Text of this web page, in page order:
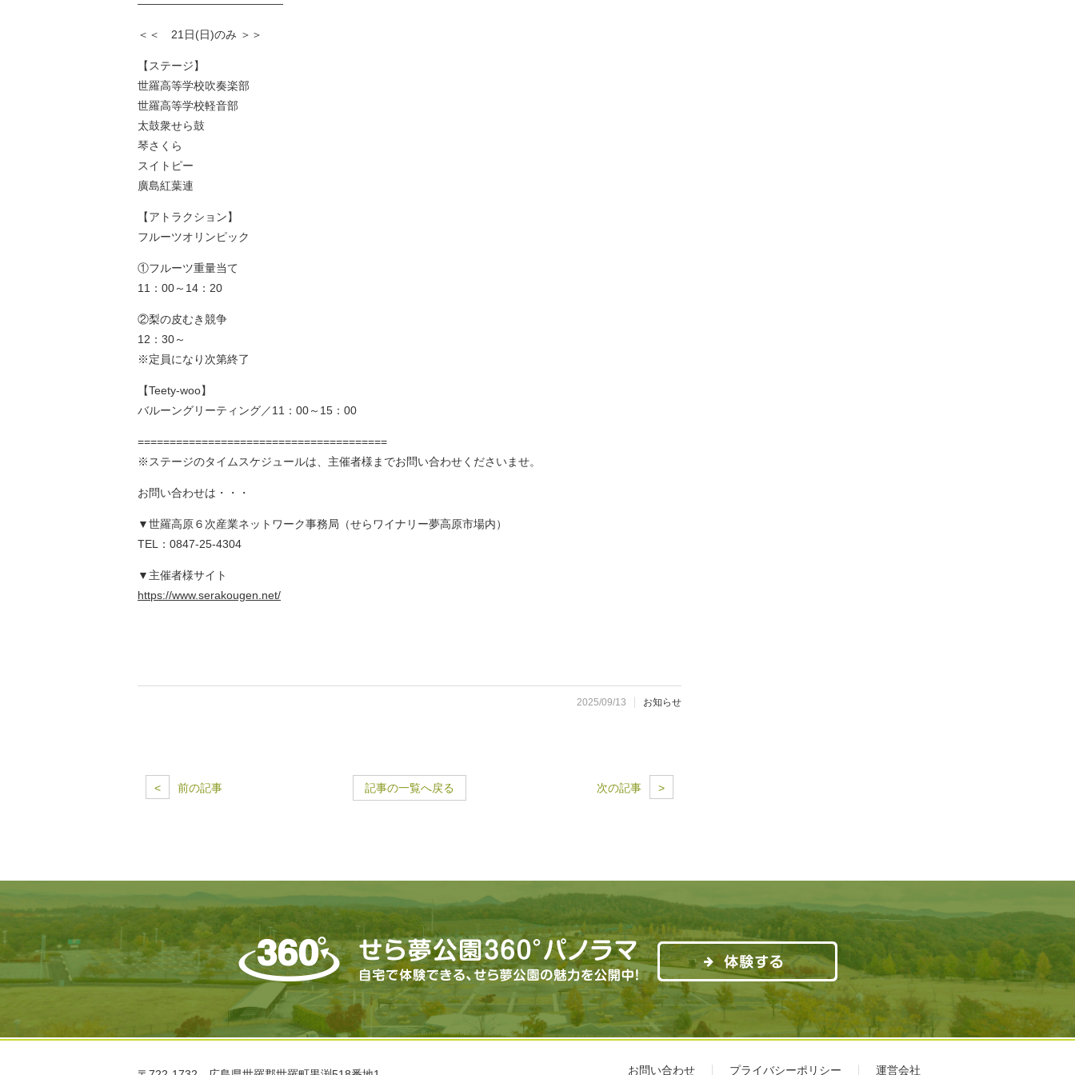
—————————————
＜＜ 21日(日)のみ ＞＞
【ステージ】
世羅高等学校吹奏楽部
世羅高等学校軽音部
太鼓衆せら鼓
琴さくら
スイトピー
廣島紅葉連
【アトラクション】
フルーツオリンピック
①フルーツ重量当て
11：00～14：20
②梨の皮むき競争
12：30～
※定員になり次第終了
【Teety-woo】
バルーングリーティング／11：00～15：00
=======================================
※ステージのタイムスケジュールは、主催者様までお問い合わせくださいませ。
お問い合わせは・・・
▼世羅高原６次産業ネットワーク事務局（せらワイナリー夢高原市場内）
TEL：0847-25-4304
▼主催者様サイト
https://www.serakougen.net/
2025/09/13 お知らせ
次の記事 >
< 前の記事 記事の一覧へ戻る
お問い合わせ プライバシーポリシー 運営会社